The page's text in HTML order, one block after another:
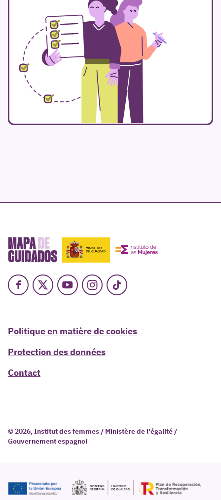
Facebook
X YoutubeInstagram
TikTok
Politique en matière de cookies
Protection des données
Contact
© 2026, Institut des femmes / Ministère de l'égalité /
Gouvernement espagnol